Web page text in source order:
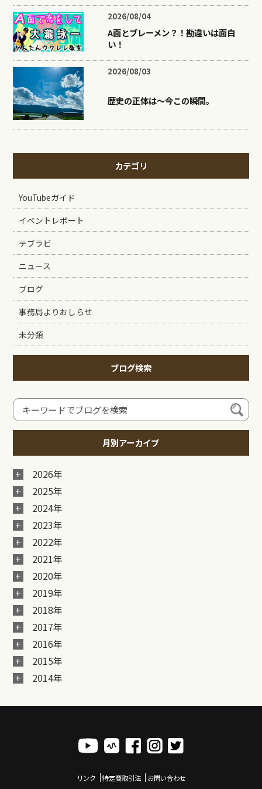
2026/08/04
A面とブレーメン？！勘違いは面白
い！
2026/08/03
歴史の正体は〜今この瞬間。
カテゴリ
YouTubeガイド
イベントレポート
テブラビ
ニュース
ブログ
事務局よりおしらせ
未分類
ブログ検索
月別アーカイブ
2026年
2025年
2024年
2023年
2022年
2021年
2020年
2019年
2018年
2017年
2016年
2015年
2014年
リンク 特定商取引法 お問い合わせ